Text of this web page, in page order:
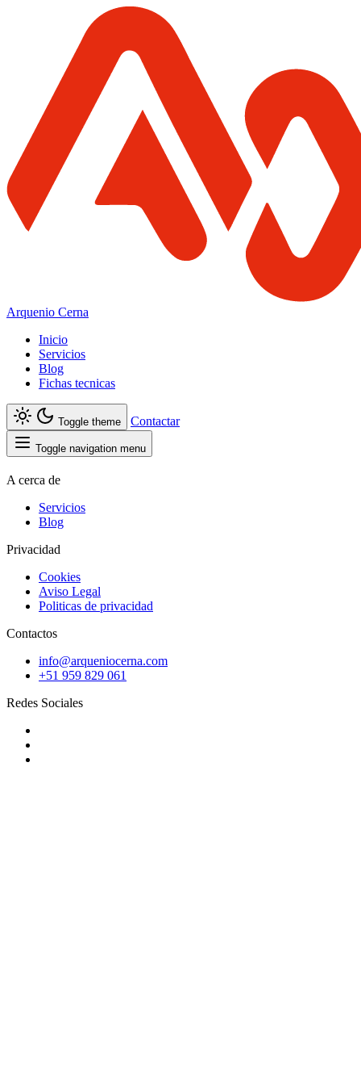
Arquenio Cerna
Inicio
Servicios
Blog
Fichas tecnicas
Toggle theme Contactar
Toggle navigation menu
A cerca de
Servicios
Blog
Privacidad
Cookies
Aviso Legal
Politicas de privacidad
Contactos
info@arqueniocerna.com
+51 959 829 061
Redes Sociales